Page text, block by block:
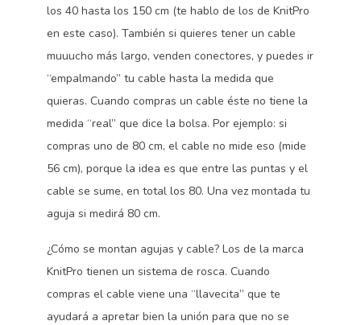
los 40 hasta los 150 cm (te hablo de los de KnitPro
en este caso). También si quieres tener un cable
muuucho más largo, venden conectores, y puedes ir
“empalmando” tu cable hasta la medida que
quieras. Cuando compras un cable éste no tiene la
medida “real” que dice la bolsa. Por ejemplo: si
compras uno de 80 cm, el cable no mide eso (mide
56 cm), porque la idea es que entre las puntas y el
cable se sume, en total los 80. Una vez montada tu
aguja si medirá 80 cm.
¿Cómo se montan agujas y cable? Los de la marca
KnitPro tienen un sistema de rosca. Cuando
compras el cable viene una “llavecita” que te
ayudará a apretar bien la unión para que no se